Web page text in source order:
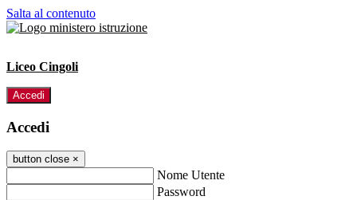
Salta al contenuto
Liceo Cingoli
Accedi
Accedi
button close ×
Nome Utente
Password